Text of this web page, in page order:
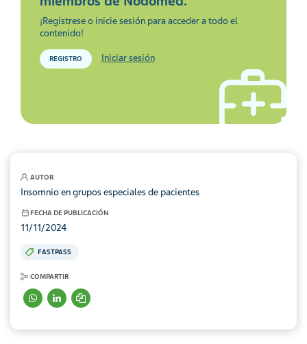
AUTOR
Insomnio en grupos especiales de pacientes
FECHA DE PUBLICACIÓN
11/11/2024
FASTPASS
COMPARTIR
¡Regístrese o inicie sesión para acceder a todo el
contenido!
REGISTRO Iniciar sesión